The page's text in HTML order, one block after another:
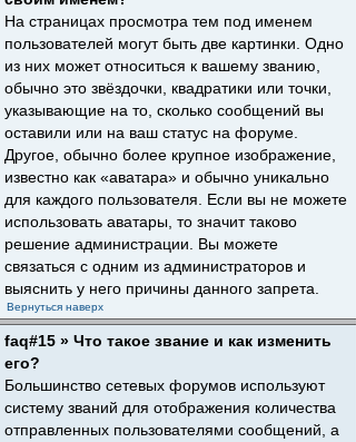
На страницах просмотра тем под именем
пользователей могут быть две картинки. Одно
из них может относиться к вашему званию,
обычно это звёздочки, квадратики или точки,
указывающие на то, сколько сообщений вы
оставили или на ваш статус на форуме.
Другое, обычно более крупное изображение,
известно как «аватара» и обычно уникально
для каждого пользователя. Если вы не можете
использовать аватары, то значит таково
решение администрации. Вы можете
связаться с одним из администраторов и
выяснить у него причины данного запрета.
Вернуться наверх
faq#15 » Что такое звание и как изменить
его?
Большинство сетевых форумов используют
систему званий для отображения количества
отправленных пользователями сообщений, а